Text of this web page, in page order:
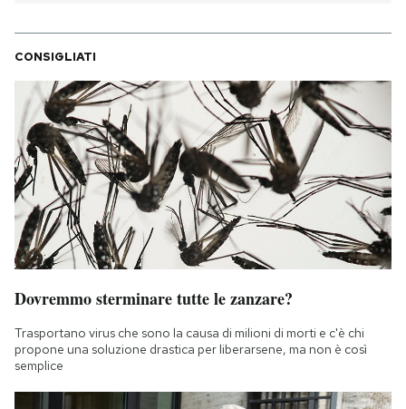
CONSIGLIATI
Dovremmo sterminare tutte le zanzare?
Trasportano virus che sono la causa di milioni di morti e c'è chi
propone una soluzione drastica per liberarsene, ma non è così
semplice